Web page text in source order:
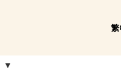
繁